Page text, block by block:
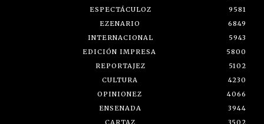
ESPECTÁCULOZ
9581
EZENARIO
6849
INTERNACIONAL
5943
EDICIÓN IMPRESA
5800
REPORTAJEZ
5102
CULTURA
4230
OPINIONEZ
4066
ENSENADA
3944
CARTAZ
3502